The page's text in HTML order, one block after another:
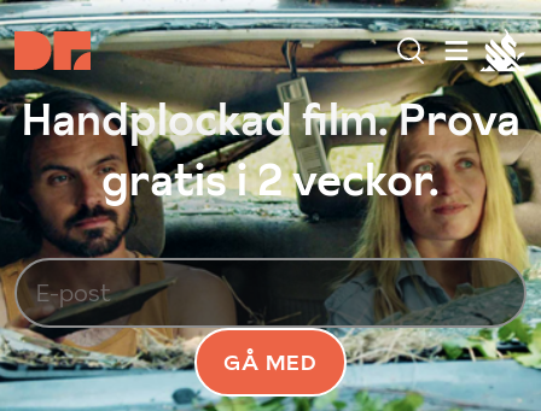
Handplockad film. Prova
gratis i 2 veckor.
GÅ MED